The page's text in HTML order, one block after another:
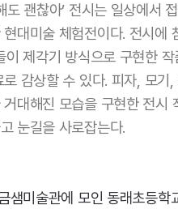
도 괜찮아’ 전시는 일상에서
대미술 체험전이다. 전시에
제각기 방식으로 구현한 작
감상할 수 있다. 피자, 모기
대해진 모습을 구현한 전시
눈길을 사로잡는다.
샘미술관에 모인 동래초등학